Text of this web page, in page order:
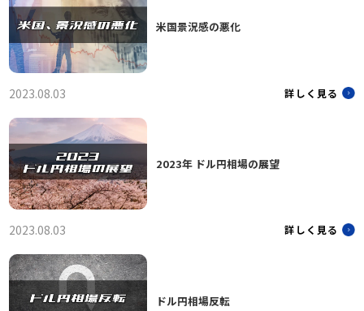
米国景況感の悪化
2023.08.03 詳しく見る
2023年 ドル円相場の展望
2023.08.03 詳しく見る
ドル円相場反転